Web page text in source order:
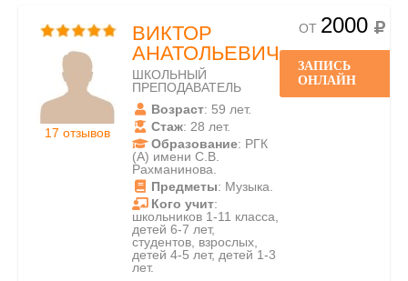
17 отзывов
ВИКТОР
АНАТОЛЬЕВИЧ
ШКОЛЬНЫЙ
ПРЕПОДАВАТЕЛЬ
Возраст: 59 лет.
Стаж: 28 лет.
Образование: РГК
(А) имени С.В.
Рахманинова.
Предметы: Музыка.
Кого учит:
школьников 1-11 класса,
детей 6-7 лет,
студентов, взрослых,
детей 4-5 лет, детей 1-3
лет.
ОТ 2000
ЗАПИСЬ
ОНЛАЙН